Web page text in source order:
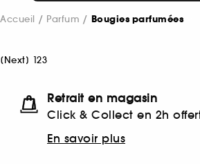
Accueil Parfum Bougies parfumées
[Next] 123
Retrait en magasin
Click & Collect en 2h
En savoir plus